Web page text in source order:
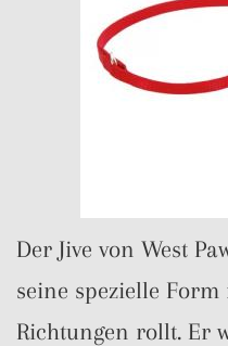
Der Jive von West
seine spezielle
Richtungen rollt. Er